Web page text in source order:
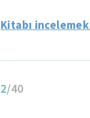
Kitabı
2/40